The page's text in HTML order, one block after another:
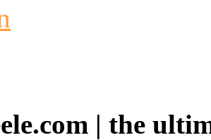
| the